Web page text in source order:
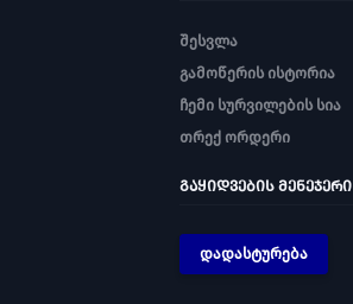
შესვლა
გამოწერის ისტორია
ჩემი სურვილების სია
თრექ ორდერი
ᲒᲐᲧᲘᲓᲕᲔᲑᲘᲡ ᲛᲔᲜᲔᲯᲔᲠᲘ
დადასტურება